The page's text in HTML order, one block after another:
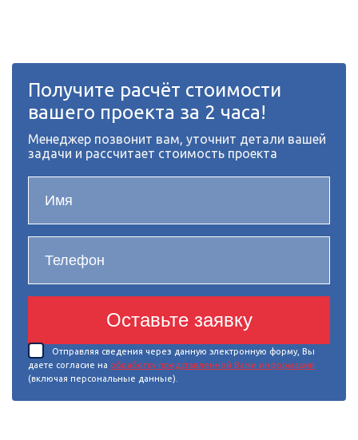
Получите расчёт стоимости
вашего проекта за 2 часа!
Менеджер позвонит вам, уточнит детали вашей
задачи и рассчитает стоимость проекта
Оставьте заявку
Отправляя сведения через данную электронную форму, Вы
даете согласие на обработку представленной Вами информации
(включая персональные данные).